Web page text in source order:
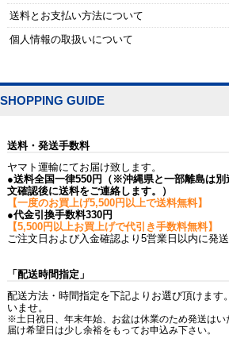
送料とお支払い方法について
個人情報の取扱いについて
SHOPPING GUIDE
送料・発送手数料
ヤマト運輸にてお届け致します。
●送料全国一律550円（※沖縄県と一部離島は別
文確認後に送料をご連絡します。）
【一度のお買上げ5,500円以上で送料無料】
●代金引換手数料330円
【5,500円以上お買上げで代引き手数料無料】
ご注文日および入金確認より5営業日以内に発送
「配送時間指定」
配送方法・時間指定を下記よりお選び頂けます
いませ。
※土日祝日、年末年始、お盆は休業のため発送はい
届け希望日は少し余裕をもってお申込み下さい。